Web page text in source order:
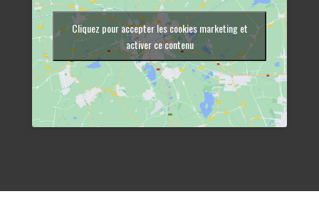
Cliquez pour accepter les cookies marketing et
activer ce contenu